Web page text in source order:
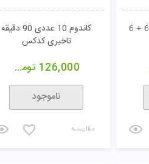
کاندوم 12 عددی ترکیبی 6 + 6
کاندوم 10 عددی 90 دقیقه
تاخیری کدکس
126,000 تومان
ناموجود
مقایسـه